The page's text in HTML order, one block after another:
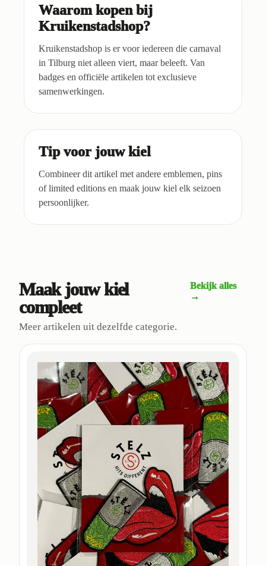
Waarom kopen bij
Kruikenstadshop?
Kruikenstadshop is er voor iedereen die carnaval
in Tilburg niet alleen viert, maar beleeft. Van
badges en officiële artikelen tot exclusieve
samenwerkingen.
Tip voor jouw kiel
Combineer dit artikel met andere emblemen, pins
of limited editions en maak jouw kiel elk seizoen
persoonlijker.
Maak jouw kiel
compleet
Meer artikelen uit dezelfde categorie.
Bekijk alles
→